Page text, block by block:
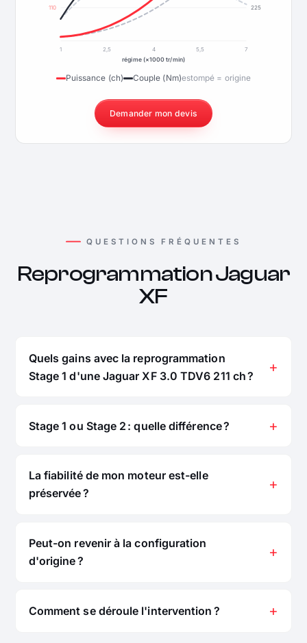
110 225
1 2,5 4 5,5
7
régime (×1000 tr/min)
Puissance (ch) Couple (Nm)estompé = origine
Demander mon devis
QUESTIONS FRÉQUENTES
Reprogrammation Jaguar
XF
Quels gains avec la reprogrammation
Stage 1 d'une Jaguar XF 3.0 TDV6 211 ch ?
Stage 1 ou Stage 2 : quelle différence ?
La fiabilité de mon moteur est-elle
préservée ?
Peut-on revenir à la configuration
d'origine ?
Comment se déroule l'intervention ?